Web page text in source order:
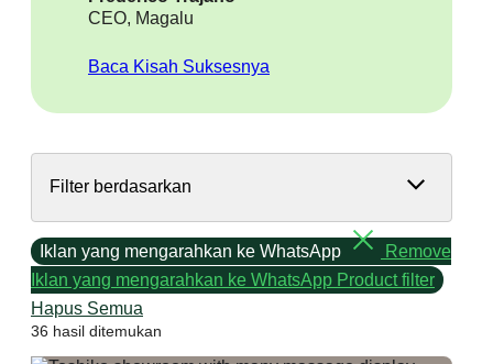
CEO, Magalu
Baca Kisah Suksesnya
Filter berdasarkan
Iklan yang mengarahkan ke WhatsApp
Remove
Iklan yang mengarahkan ke WhatsApp Product filter
Hapus Semua
36 hasil ditemukan